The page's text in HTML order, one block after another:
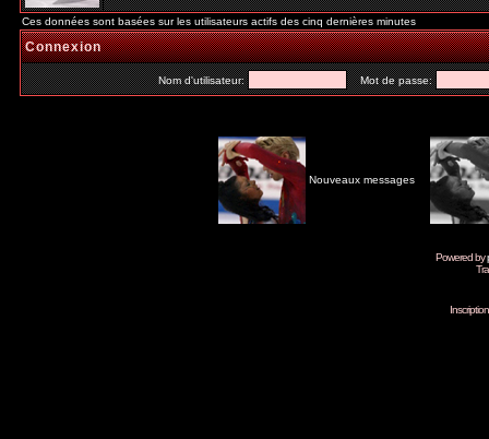
Ces données sont basées sur les utilisateurs actifs des cinq dernières minutes
Connexion
Nom d'utilisateur: Mot de passe:
Nouveaux messages
Powered by